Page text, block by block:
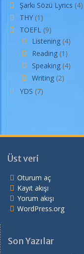
Şarkı Sözü Lyrics (4)
THY (1)
TOEFL (9)
Listening (4)
Reading (1)
Speaking (4)
Writing (2)
YDS (7)
Üst veri
Oturum aç
Kayıt akışı
Yorum akışı
WordPress.org
Son Yazılar